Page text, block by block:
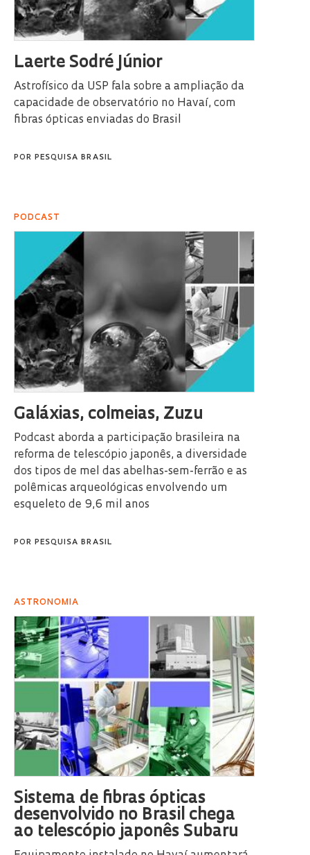
Laerte Sodré Júnior
Astrofísico da USP fala sobre a ampliação da
capacidade de observatório no Havaí, com
fibras ópticas enviadas do Brasil
POR PESQUISA BRASIL
PODCAST
Galáxias, colmeias, Zuzu
Podcast aborda a participação brasileira na
reforma de telescópio japonês, a diversidade
dos tipos de mel das abelhas-sem-ferrão e as
polêmicas arqueológicas envolvendo um
esqueleto de 9,6 mil anos
POR PESQUISA BRASIL
ASTRONOMIA
Sistema de fibras ópticas
desenvolvido no Brasil chega
ao telescópio japonês Subaru